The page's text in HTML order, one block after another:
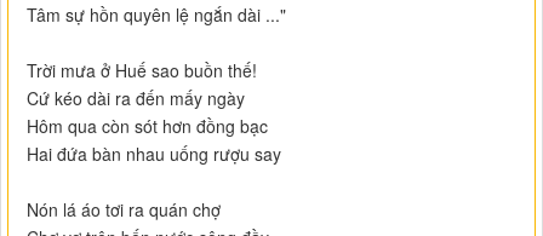
Tâm sự hồn quyên lệ ngắn dài ..."
Trời mưa ở Huế sao buồn thế!
Cứ kéo dài ra đến mấy ngày
Hôm qua còn sót hơn đồng bạc
Hai đứa bàn nhau uống rượu say
Nón lá áo tơi ra quán chợ